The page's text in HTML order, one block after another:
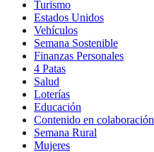
Turismo
Estados Unidos
Vehículos
Semana Sostenible
Finanzas Personales
4 Patas
Salud
Loterías
Educación
Contenido en colaboración
Semana Rural
Mujeres